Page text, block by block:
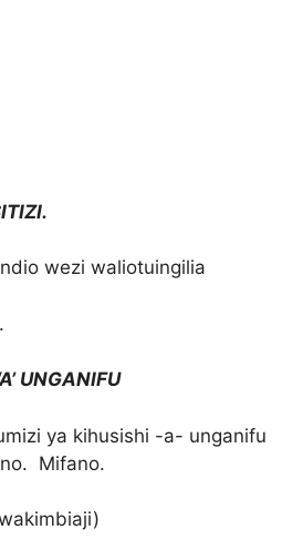
wezi waliotuingilia
UNGANIFU
ya kihusishi -a- unganifu
Mifano.